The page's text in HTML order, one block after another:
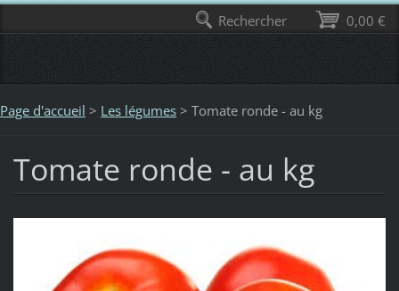
Page d'accueil > Les légumes > Tomate ronde - au kg
Tomate ronde - au kg
0,00 €
Rechercher